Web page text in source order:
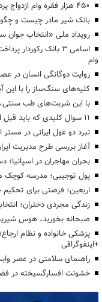
۴۵۰ هزار فقره وام ازدواج پرداخت خواهد شد
بانک شیر مادر چیست و
رویداد ملی «انتخاب جوان سال ۱۴۰۴»
اسامی ۳ بانک
وام
روایت دوگانگی انسان در
کلیه‌های سنگ‌ساز را با این
با این شربت‌های طب سنتی،
۱۱ سوال کلیدی که باید قبل از ازدواج از همسر آینده‌تان بپرسید +اینفوگرافی
نبرد دو غول ایرانی در مستر المپیا ۲۰۲۶؛ بهروز تابانی
آغاز بررسی طرح مدیریت
بحران مهاجران در
پول توجیبی؛ مدرسه کوچک
اربعین؛ فرصتی برای تحکیم
زندگی مجردی دختران؛
صبحانه بخورید، هوس
پزشکی خانواده و نظام
+اینفوگرافی
راهنمای سلامتی در عصر
خشونت افسارگسیخته در